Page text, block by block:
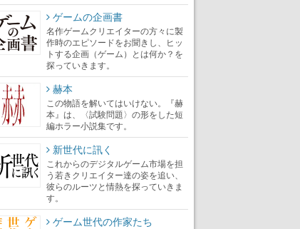
ゲームの企画書
名作ゲームクリエイターの方々に製
作時のエピソードをお聞きし、ヒッ
トする企画（ゲーム）とは何か？を
探っていきます。
赫本
この物語を解いてはいけない。『赫
本』は、〈試験問題〉の形をした短
編ホラー小説集です。
新世代に訊く
これからのデジタルゲーム市場を担
う若きクリエイター達の姿を追い、
彼らのルーツと情熱を探っていきま
す。
ゲーム世代の作家たち